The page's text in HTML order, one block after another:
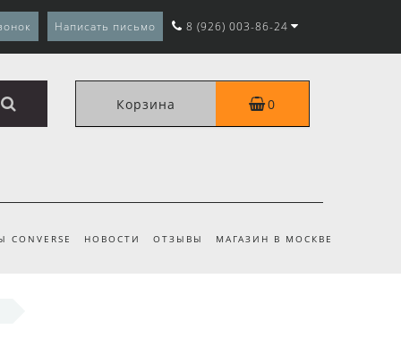
Написать письмо 8 (926) 003-86-24
Корзина 0
НОВОСТИ ОТЗЫВЫ МАГАЗИН В МОСКВЕ